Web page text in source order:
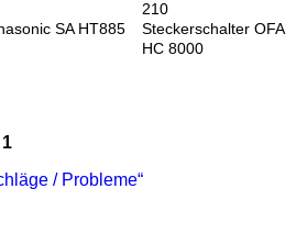
210
SA HT885
Steckerschalter OFA
HC 8000
1
/ Probleme“